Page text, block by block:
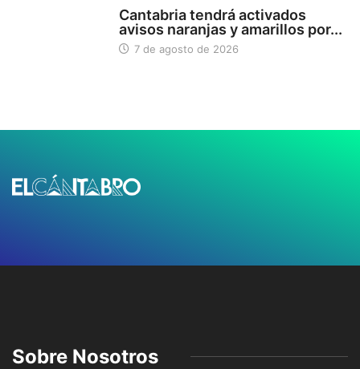
Cantabria tendrá activados
avisos naranjas y amarillos por...
7 de agosto de 2026
Sobre Nosotros